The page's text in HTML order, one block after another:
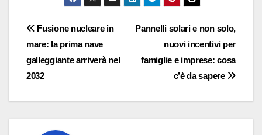
Navigazione
articoli
Pannelli solari e non solo,
nuovi incentivi per
famiglie e imprese: cosa
c’è da sapere
Fusione nucleare in
mare: la prima nave
galleggiante arriverà nel
2032